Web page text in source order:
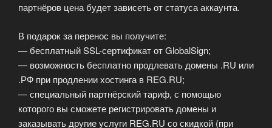
партнёров цена будет зависеть от статуса аккаунта.
В подарок за перенос вы получите:
— бесплатный SSL-сертификат от GlobalSign;
— возможность бесплатно продлевать домены .RU или
.РФ при продлении хостинга в REG.RU;
— специальный партнёрский тариф, с помощью
которого вы сможете регистрировать домены и
заказывать другие услуги REG.RU со скидкой (при